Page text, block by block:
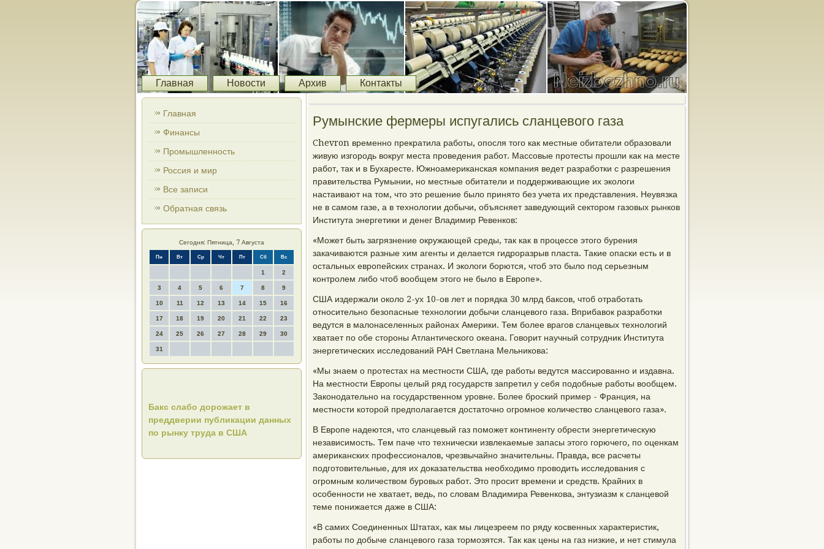
Главная Новости Архив Контакты
Главная
Финансы
Промышленность
Россия и мир
Все записи
Обратная связь
Сегодня: Пятница, 7 Августа
Пн Вт Ср Чт Пт Сб Вс
1 2
3 4 5 6 7 8 9
10 11 12 13 14 15 16
17 18 19 20 21 22 23
24 25 26 27 28 29 30
31
Бакс слабо дорожает в
преддверии публикации данных
по рынку труда в США
Румынские фермеры испугались сланцевого газа
Chevron временно прекратила работы, опосля того как местные обитатели образовали
живую изгородь вокруг места проведения работ. Массовые протесты прошли как на месте
работ, так и в Бухаресте. Южноамериканская компания ведет разработки с разрешения
правительства Румынии, но местные обитатели и поддерживающие их экологи
настаивают на том, что это решение было принято без учета их представления. Неувязка
не в самом газе, а в технологии добычи, объясняет заведующий сектором газовых рынков
Института энергетики и денег Владимир Ревенков:
«Может быть загрязнение окружающей среды, так как в процессе этого бурения
закачиваются разные хим агенты и делается гидроразрыв пласта. Такие опаски есть и в
остальных европейских странах. И экологи борются, чтоб это было под серьезным
контролем либо чтоб вообщем этого не было в Европе».
США издержали около 2-ух 10-ов лет и порядка 30 млрд баксов, чтоб отработать
относительно безопасные технологии добычи сланцевого газа. Вприбавок разработки
ведутся в малонаселенных районах Америки. Тем более врагов сланцевых технологий
хватает по обе стороны Атлантического океана. Говорит научный сотрудник Института
энергетических исследований РАН Светлана Мельникова:
«Мы знаем о протестах на местности США, где работы ведутся массированно и издавна.
На местности Европы целый ряд государств запретил у себя подобные работы вообщем.
Законодательно на государственном уровне. Более броский пример - Франция, на
местности которой предполагается достаточно огромное количество сланцевого газа».
В Европе надеются, что сланцевый газ поможет континенту обрести энергетическую
независимость. Тем паче что технически извлекаемые запасы этого горючего, по оценкам
американских профессионалов, чрезвычайно значительны. Правда, все расчеты
подготовительные, для их доказательства необходимо проводить исследования с
огромным количеством буровых работ. Это просит времени и средств. Крайних в
особенности не хватает, ведь, по словам Владимира Ревенкова, энтузиазм к сланцевой
теме понижается даже в США:
«В самих Соединенных Штатах, как мы лицезреем по ряду косвенных характеристик,
работы по добыче сланцевого газа тормозятся. Так как цены на газ низкие, и нет стимула